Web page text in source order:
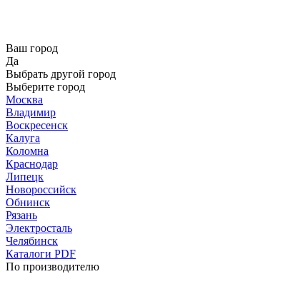
Ваш город
Да
Выбрать другой город
Выберите город
Москва
Владимир
Воскресенск
Калуга
Коломна
Краснодар
Липецк
Новороссийск
Обнинск
Рязань
Электросталь
Челябинск
Каталоги PDF
По производителю